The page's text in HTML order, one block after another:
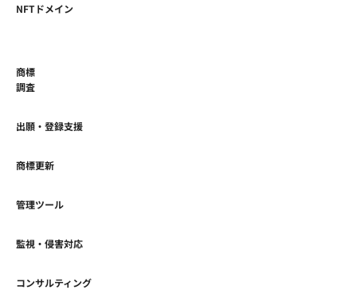
NFTドメイン
商標
調査
出願・登録支援
商標更新
管理ツール
監視・侵害対応
コンサルティング